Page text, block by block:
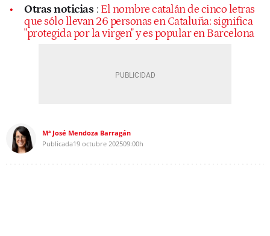
Otras noticias : El nombre catalán de cinco letras
que sólo llevan 26 personas en Cataluña: significa
"protegida por la virgen" y es popular en Barcelona
Mª José Mendoza Barragán
Publicada19 octubre 202509:00h